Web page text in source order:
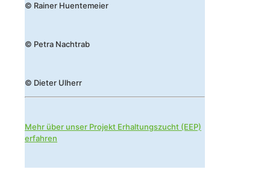
© Rainer Huentemeier
© Petra Nachtrab
© Dieter Ulherr
Mehr über unser Projekt Erhaltungszucht (EEP)
erfahren